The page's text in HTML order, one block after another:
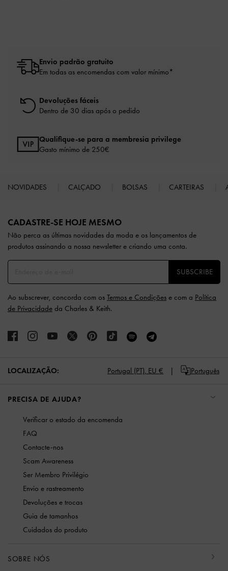
Envio padrão gratuito
Em todas as encomendas com valor mínimo*
Devoluções fáceis
Dentro de 30 dias após o pedido
Qualifique-se para a membresia privilege
Gasto mínimo de 250€
NOVIDADES CALÇADO BOLSAS CARTEIRAS
CADASTRE-SE HOJE MESMO
Não perca as últimas novidades da moda e os lançamentos de
produtos assinando a nossa newsletter e criando uma conta.
SUBSCRIBE
Ao subscrever, concorda com os Termos e Condições e com a Política
de Privacidade da Charles & Keith.
LOCALIZAÇÃO: Portugal (PT), EU € Português
PRECISA DE AJUDA?
Verificar o estado da encomenda
FAQ
Contacte-nos
Scam Awareness
Ser Membro Privilégio
Envio e rastreamento
Devoluções e trocas
Guia de tamanhos
Cuidados do produto
SOBRE NÓS